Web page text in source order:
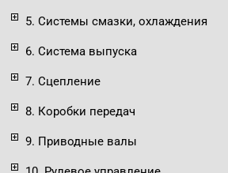
5. Системы смазки, охлаждения
6. Система выпуска
7. Сцепление
8. Коробки передач
9. Приводные валы